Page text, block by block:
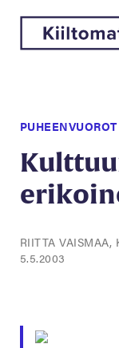
PUHEENVUOROT
RIITTA VAISMAA,
5.5.2003